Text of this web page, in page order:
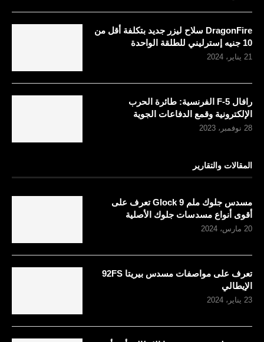
DragonFire سلاح ليزر جديد بتكلفة أقل من
10 جنيه إسترليني للطلقة الواحدة
21 يناير، 2024
رافال F-5 الفرنسية: طائرة الحرب
الإلكترونية وقمع الدفاعات الجوية
28 نوفمبر، 2023
المقالات والتقارير
مسدس جلوك ملم 9 Glock تعرف على
أقوى أنواع مسدسات جلوك الأصلية
20 مارس، 2024
تعرف على مواصفات مسدس بيريتا 92FS
الإيطالي
23 يناير، 2024